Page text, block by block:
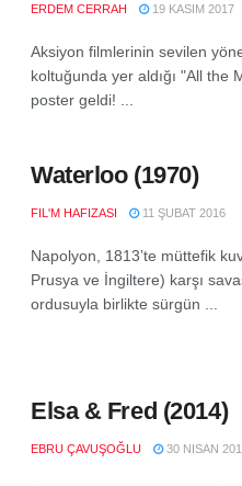
ERDEM CERRAH 19 KASIM 2017
Aksiyon filmlerinin sevilen
koltuğunda yer aldığı "All the
poster geldi! ...
Waterloo (1970)
FIL'M HAFIZASI 11 ŞUBAT 2016
Napolyon, 1813’te müttefik
Prusya ve İngiltere) karşı
ordusuyla birlikte sürgün ...
Elsa & Fred (2014)
EBRU ÇAVUŞOĞLU 30 NISAN